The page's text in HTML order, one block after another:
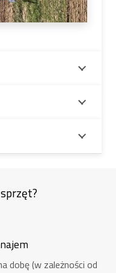
dobę (w zależności od